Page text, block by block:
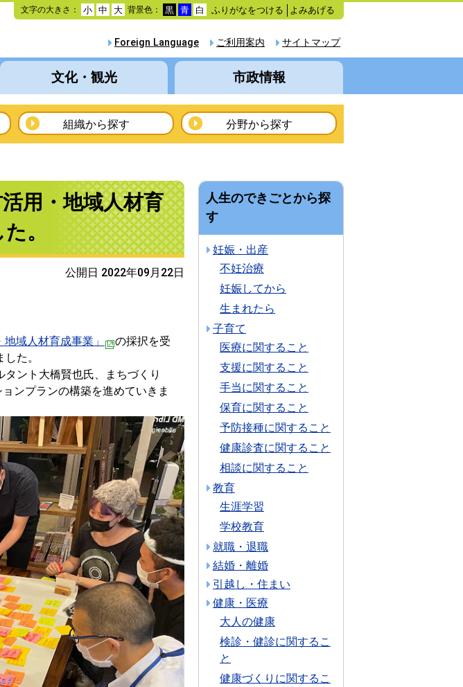
本
文
動
文字の大きさ： 小 中 大 背景色： 黒 青 白 ふりがなをつける よみあげる
サイトマップ
ご利用案内
Foreign Language
文化・観光 市政情報
組織から探す 分野から探す
活用・地域人材育
。
公開日 2022年09月22日
域人材育成事業」
の採択を受
た。
ント大橋賢也氏、まちづくり
ンプランの構築を進めていきま
人生のできごとから探
す
妊娠・出産
不妊治療
妊娠してから
生まれたら
子育て
医療に関すること
支援に関すること
手当に関すること
保育に関すること
予防接種に関すること
健康診査に関すること
相談に関すること
教育
生涯学習
学校教育
就職・退職
結婚・離婚
引越し・住まい
健康・医療
大人の健康
検診・健診に関するこ
と
健康づくりに関するこ